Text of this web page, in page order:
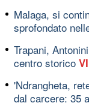
Malaga, si
sprofondato
Trapani,
centro storico
'Ndrangheta,
dal carcere: 35